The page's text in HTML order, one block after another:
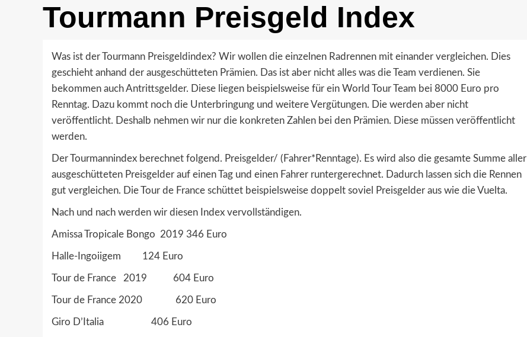
Tourmann Preisgeld Index
Was ist der Tourmann Preisgeldindex? Wir wollen die einzelnen Radrennen mit einander vergleichen. Dies
geschieht anhand der ausgeschütteten Prämien. Das ist aber nicht alles was die Team verdienen. Sie
bekommen auch Antrittsgelder. Diese liegen beispielsweise für ein World Tour Team bei 8000 Euro pro
Renntag. Dazu kommt noch die Unterbringung und weitere Vergütungen. Die werden aber nicht
veröffentlicht. Deshalb nehmen wir nur die konkreten Zahlen bei den Prämien. Diese müssen veröffentlicht
werden.
Der Tourmannindex berechnet folgend. Preisgelder/ (Fahrer*Renntage). Es wird also die gesamte Summe aller
ausgeschütteten Preisgelder auf einen Tag und einen Fahrer runtergerechnet. Dadurch lassen sich die Rennen
gut vergleichen. Die Tour de France schüttet beispielsweise doppelt soviel Preisgelder aus wie die Vuelta.
Nach und nach werden wir diesen Index vervollständigen.
Amissa Tropicale Bongo 2019 346 Euro
Halle-Ingoiigem 124 Euro
Tour de France 2019 604 Euro
Tour de France 2020 620 Euro
Giro D’Italia 406 Euro